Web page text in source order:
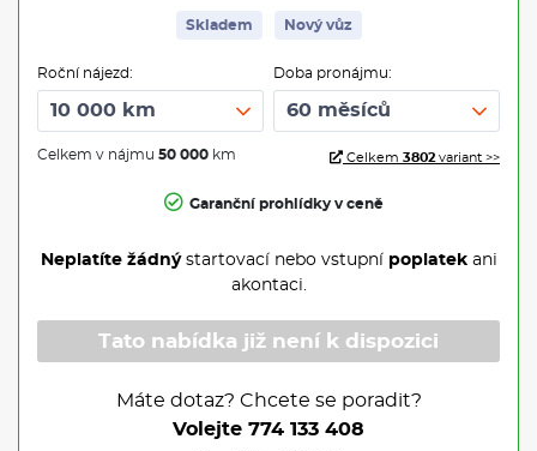
Skladem Nový vůz
Roční nájezd:
Celkem v nájmu 50 000 km
Doba pronájmu:
Celkem 3802 variant >>
Garanční prohlídky v ceně
Neplatíte žádnýstartovací nebo vstupní poplatekani
akontaci.
Tato nabídka již není k dispozici
Máte dotaz? Chcete se poradit?
Volejte 774 133 408